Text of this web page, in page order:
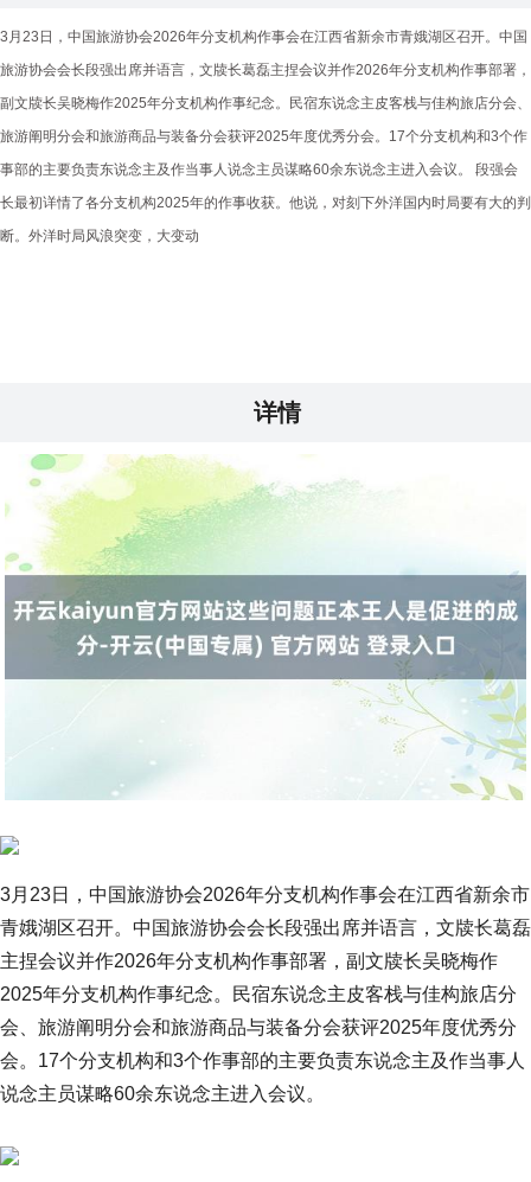
3月23日，中国旅游协会2026年分支机构作事会在江西省新余市青娥湖区召开。中国
旅游协会会长段强出席并语言，文牍长葛磊主捏会议并作2026年分支机构作事部署，
副文牍长吴晓梅作2025年分支机构作事纪念。民宿东说念主皮客栈与佳构旅店分会、
旅游阐明分会和旅游商品与装备分会获评2025年度优秀分会。17个分支机构和3个作
事部的主要负责东说念主及作当事人说念主员谋略60余东说念主进入会议。 段强会
长最初详情了各分支机构2025年的作事收获。他说，对刻下外洋国内时局要有大的判
断。外洋时局风浪突变，大变动
详情
3月23日，中国旅游协会2026年分支机构作事会在江西省新余市
青娥湖区召开。中国旅游协会会长段强出席并语言，文牍长葛磊
主捏会议并作2026年分支机构作事部署，副文牍长吴晓梅作
2025年分支机构作事纪念。民宿东说念主皮客栈与佳构旅店分
会、旅游阐明分会和旅游商品与装备分会获评2025年度优秀分
会。17个分支机构和3个作事部的主要负责东说念主及作当事人
说念主员谋略60余东说念主进入会议。